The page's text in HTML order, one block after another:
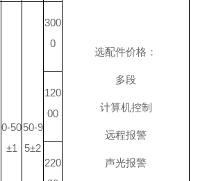
选配件价格：
多段
计算机控制
远程报警
声光报警
0-50
±1
50-9
5±2
300
0
120
00
220